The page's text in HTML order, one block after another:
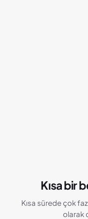
Kısa bir
Kısa sürede çok
olarak